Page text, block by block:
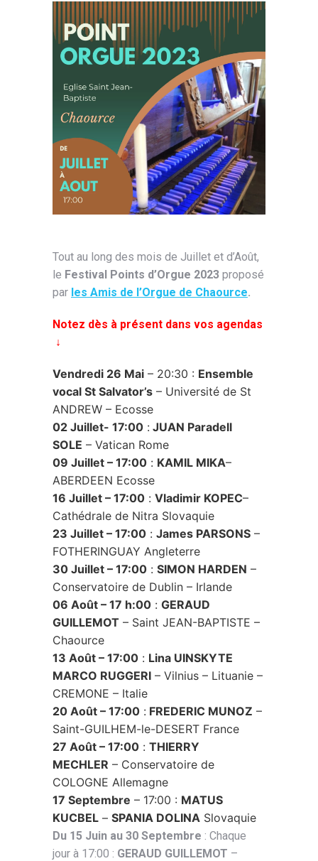
Tout au long des mois de Juillet et d’Août,
le Festival Points d’Orgue 2023 proposé
par les Amis de l’Orgue de Chaource.
Notez dès à présent dans vos agendas
↓
Vendredi 26 Mai – 20:30 : Ensemble
vocal St Salvator’s – Université de St
ANDREW – Ecosse
02 Juillet- 17:00 : JUAN Paradell
SOLE – Vatican Rome
09 Juillet – 17:00 : KAMIL MIKA–
ABERDEEN Ecosse
16 Juillet – 17:00 : Vladimir KOPEC–
Cathédrale de Nitra Slovaquie
23 Juillet – 17:00 : James PARSONS –
FOTHERINGUAY Angleterre
30 Juillet – 17:00 : SIMON HARDEN –
Conservatoire de Dublin – Irlande
06 Août – 17 h:00 : GERAUD
GUILLEMOT – Saint JEAN-BAPTISTE –
Chaource
13 Août – 17:00 : Lina UINSKYTE
MARCO RUGGERI – Vilnius – Lituanie –
CREMONE – Italie
20 Août – 17:00 : FREDERIC MUNOZ –
Saint-GUILHEM-le-DESERT France
27 Août – 17:00 : THIERRY
MECHLER – Conservatoire de
COLOGNE Allemagne
17 Septembre – 17:00 : MATUS
KUCBEL – SPANIA DOLINA Slovaquie
Du 15 Juin au 30 Septembre : Chaque
jour à 17:00 : GERAUD GUILLEMOT –